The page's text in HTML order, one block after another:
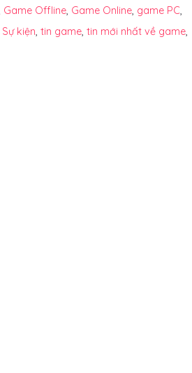
Game Offline Game Online game PC
Sự kiện tin game tin mới nhất về game